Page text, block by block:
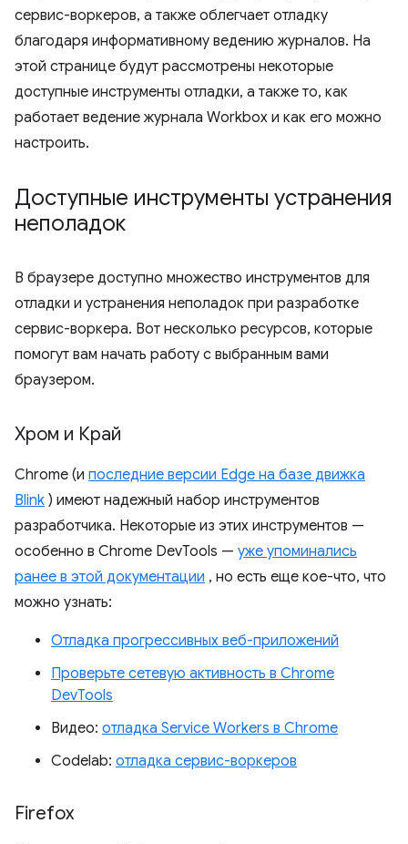
сервис-воркеров, а также облегчает отладку
благодаря информативному ведению журналов. На
этой странице будут рассмотрены некоторые
доступные инструменты отладки, а также то, как
работает ведение журнала Workbox и как его можно
настроить.
Доступные инструменты устранения
неполадок
В браузере доступно множество инструментов для
отладки и устранения неполадок при разработке
сервис-воркера. Вот несколько ресурсов, которые
помогут вам начать работу с выбранным вами
браузером.
Хром и Край
Chrome (и последние версии Edge на базе движка
Blink ) имеют надежный набор инструментов
разработчика. Некоторые из этих инструментов —
особенно в Chrome DevTools — уже упоминались
ранее в этой документации , но есть еще кое-что, что
можно узнать:
Отладка прогрессивных веб-приложений
Проверьте сетевую активность в Chrome
DevTools
Видео: отладка Service Workers в Chrome
Codelab: отладка сервис-воркеров
Firefox